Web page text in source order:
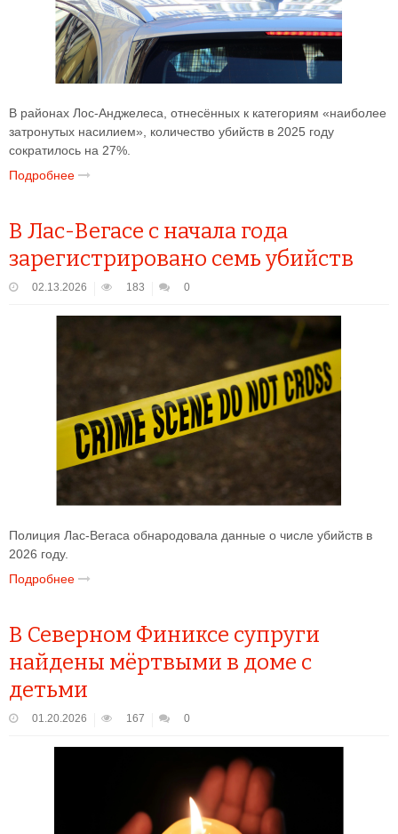
В районах Лос-Анджелеса, отнесённых к категориям «наиболее
затронутых насилием», количество убийств в 2025 году
сократилось на 27%.
Подробнее
В Лас-Вегасе с начала года
зарегистрировано семь убийств
02.13.2026 183 0
Полиция Лас-Вегаса обнародовала данные о числе убийств в
2026 году.
Подробнее
В Северном Финиксе супруги
найдены мёртвыми в доме с
детьми
01.20.2026 167 0